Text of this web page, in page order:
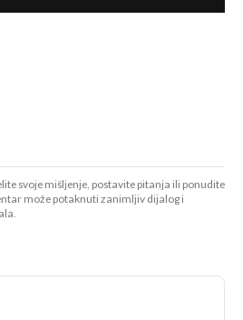
svoje mišljenje, postavite pitanja ili ponudite
može potaknuti zanimljiv dijalog i